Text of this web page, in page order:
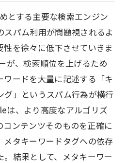
とする主要な検索エンジン
スパム利用が問題視されるよ
性を徐々に低下させていきま
が、検索順位を上げるため
ワードを大量に記述する「キ
グ」というスパム行為が横行
は、より高度なアルゴリズ
ンテンツそのものを正確に
メタキーワードタグへの依存
結果として、メタキーワー